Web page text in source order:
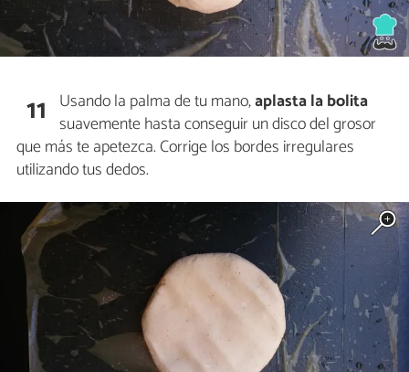
11 Usando la palma de tu mano,aplasta la bolita
suavemente hasta conseguir un disco del grosor
que más te apetezca. Corrige los bordes irregulares
utilizando tus dedos.